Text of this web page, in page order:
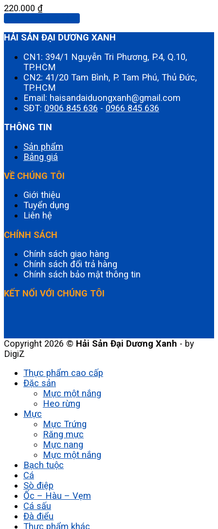
220.000 ₫
HẢI SẢN ĐẠI DƯƠNG XANH
CN1: 394/1 Nguyễn Tri Phương, P.4, Q.10,
TP.HCM
CN2: 41/20 Tam Bình, P. Tam Phú, Thủ Đức,
TP.HCM
Email: haisandaiduongxanh@gmail.com
SĐT: 0906 845 636 - 0966 845 636
THÔNG TIN
Sản phẩm
Bảng giá
VỀ CHÚNG TÔI
Giới thiệu
Tuyển dụng
Liên hệ
CHÍNH SÁCH
Chính sách giao hàng
Chính sách đổi trả hàng
Chính sách bảo mật thông tin
KẾT NỐI VỚI CHÚNG TÔI
Copyright 2026 © Hải Sản Đại Dương Xanh - by
DigiZ
Thực phẩm cao cấp
Đặc sản
Mực một nắng
Heo rừng
Mực
Mực Trứng
Răng mực
Mực nang
Mực một nắng
Bạch tuộc
Cá
Sò điệp
Ốc – Hàu – Vẹm
Cá sấu
Đà điểu
Thực phẩm khác